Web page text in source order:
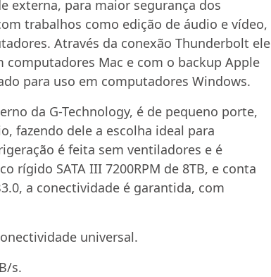
externa, para maior segurança dos
trabalhos como edição de áudio e vídeo,
Através da conexão Thunderbolt ele
Mac e com o backup Apple
para uso em computadores Windows.
da G-Technology, é de pequeno porte,
fazendo dele a escolha ideal para
é feita sem ventiladores e é
rígido SATA III 7200RPM de 8TB, e conta
a conectividade é garantida, com
universal.
s.